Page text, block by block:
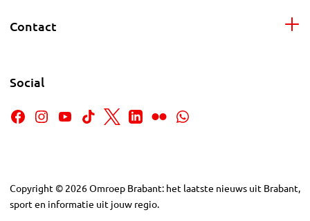
Contact
Social
Copyright © 2026Omroep Brabant: het laatste nieuws uit Brabant,
sport en informatie uit jouw regio.